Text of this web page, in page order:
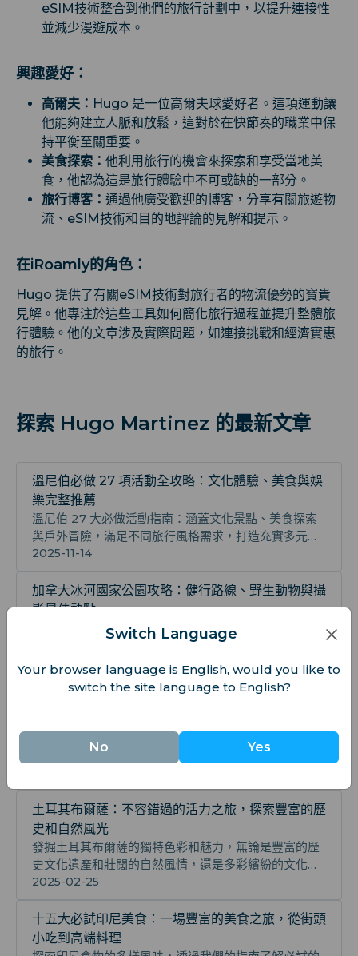
eSIM技術整合到他們的旅行計劃中，以提升連接性
並減少漫遊成本。
興趣愛好：
高爾夫： Hugo 是一位高爾夫球愛好者。這項運動讓
他能夠建立人脈和放鬆，這對於在快節奏的職業中保
持平衡至關重要。
美食探索： 他利用旅行的機會來探索和享受當地美
食，他認為這是旅行體驗中不可或缺的一部分。
旅行博客： 通過他廣受歡迎的博客，分享有關旅遊物
流、eSIM技術和目的地評論的見解和提示。
在iRoamly的角色：
Hugo 提供了有關eSIM技術對旅行者的物流優勢的寶貴
見解。他專注於這些工具如何簡化旅行過程並提升整體旅
行體驗。他的文章涉及實際問題，如連接挑戰和經濟實惠
的旅行。
探索 Hugo Martinez 的最新文章
溫尼伯必做 27 項活動全攻略：文化體驗、美食與娛
樂完整推薦
溫尼伯 27 大必做活動指南：涵蓋文化景點、美食探索
與戶外冒險，滿足不同旅行風格需求，打造充實多元、
難忘且地道的溫尼伯旅行體驗，深度體驗當地生活與特
2025-11-14
加拿大冰河國家公園攻略：健行路線、野生動物與攝
影最佳熱點
加拿大冰河國家公園探險指南：親臨雄偉冰川與壯麗山
景，享受登山、徒步、冰川探索等刺激戶外活動，深度
體驗大自然原始魅力與極致探險樂趣，探索獨特生態與
2025-11-14
體驗愛琴海地區的多樣美麗及其豐富文化，從古代遺跡
到壯觀景色再到本地美食，完美契合旅遊愛好者的需
的歷史。
土耳其布爾薩：不容錯過的活力之旅，探索豐富的歷
史和自然風光
發掘土耳其布爾薩的獨特色彩和魅力，無論是豐富的歷
史文化遺產和壯闊的自然風情，還是多彩繽紛的文化節
慶和地道美食體驗。立刻啟程，深入探索布爾薩發現更
2025-02-25
十五大必試印尼美食：一場豐富的美食之旅，從街頭
小吃到高端料理
Switch Language
Your browser language is English, would you like to
switch the site language to English?
No Yes